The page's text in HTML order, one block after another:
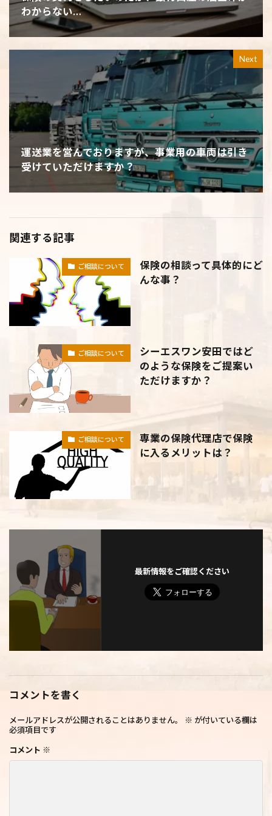
わからない…
Next
運送業を営んでおりますが、事業用の車両は引き
受けていただけますか？
関連する記事
ご相談について
保険の相談って具体的にど
んな事？
ご相談について
シーエスワン安田ではど
のような保険をご提案い
ただけますか？
ご相談について
専業の保険代理店で保険
に入るメリットは？
最新情報をご確認ください
コメントを書く
メールアドレスが公開されることはありません。 ※ が付いている欄は
必須項目です
コメント ※